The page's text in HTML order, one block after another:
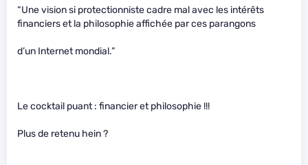
“Une vision si protectionniste cadre mal avec les intérêts
financiers et la philosophie affichée par ces parangons
d’un Internet mondial.”
Le cocktail puant : financier et philosophie !!!
Plus de retenu hein ?